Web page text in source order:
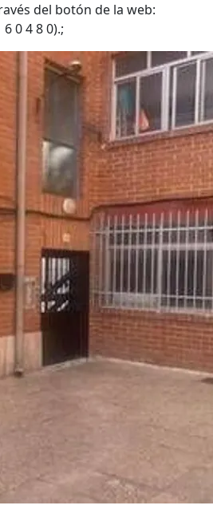
del botón de la web:
0 4 8 0).;